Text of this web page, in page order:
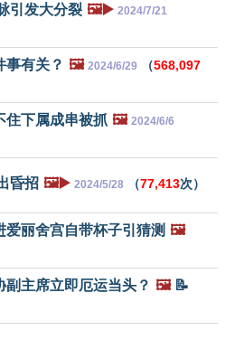
引发大分裂 🖼️▶️ 2024/7/21
事有关？ 🖼️ 2024/6/29 （568,097
住下属成串被抓 🖼️ 2024/6/6
昏招 🖼️▶️ 2024/5/28 （77,413次）
丽舍宫自带杯子引猜测 🖼️
主席立即厄运当头？ 🖼️📝